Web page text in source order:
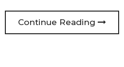
Continue Reading